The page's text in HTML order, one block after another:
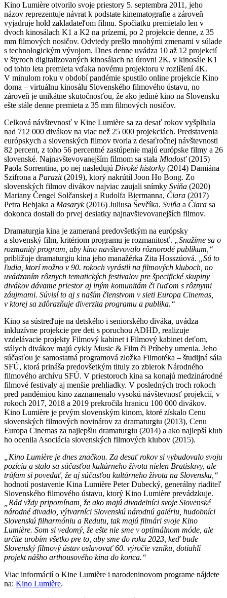
Kino Lumière otvorilo svoje priestory 5. septembra 2011, jeho
názov reprezentuje návrat k podstate kinematografie a zároveň
vyjadruje hold zakladateľom filmu. Spočiatku premietalo len v
dvoch kinosálach K1 a K2 na prízemí, po 2 projekcie denne, z 35
mm filmových nosičov. Odvtedy prešlo mnohými zmenami v súlade
s technologickým vývojom. Dnes denne uvádza 10 až 12 projekcií
v štyroch digitalizovaných kinosálach na úrovni 2K, v kinosále K1
od tohto leta premieta vďaka novému projektoru v rozlíšení 4K.
V minulom roku v období pandémie spustilo online projekcie Kino
doma – virtuálnu kinosálu Slovenského filmového ústavu, no
zároveň je unikátne skutočnosťou, že ako jediné kino na Slovensku
ešte stále denne premieta z 35 mm filmových nosičov.
Celková návštevnosť v Kine Lumière sa za desať rokov vyšplhala
nad 712 000 divákov na viac než 25 000 projekciách. Predstavenia
európskych a slovenských filmov tvoria z desaťročnej návštevnosti
82 percent, z toho 56 percentné zastúpenie majú európske filmy a 26
slovenské. Najnavštevovanejším filmom sa stala Mladosť(2015)
Paola Sorrentina, po nej nasledujú Divoké historky (2014) Damiána
Szifrona a Parazit(2019), ktorý nakrútil Joon Ho Bong. Zo
slovenských filmov divákov najviac zaujali snímky Sviňa (2020)
Mariany Čengel Solčanskej a Rudolfa Biermanna, Čiara (2017)
Petra Bebjaka a Masaryk(2016) Juliusa Ševčíka. Sviňa a Čiara sa
dokonca dostali do prvej desiatky najnavštevovanejších filmov.
Dramaturgia kina je zameraná predovšetkým na európsky
a slovenský film, kritériom programu je rozmanitosť. „Snažíme sa o
rozmanitý program, aby kino navštevovalo rôznorodé publikum,“
približuje dramaturgiu kina jeho manažérka Zita Hosszúová. „Sú to
ľudia, ktorí možno v 90. rokoch vyrástli na filmových kluboch, no
uvádzaním rôznych tematických festivalov pre špecifické skupiny
divákov dávame priestor aj iným komunitám či ľuďom s rôznymi
záujmami. Súvisí to aj s naším členstvom v sieti Europa Cinemas,
v ktorej sa zdôrazňuje diverzita programu a publika.“
Kino sa sústreďuje na detského i seniorského diváka, uvádza
inkluzívne projekcie pre deti s poruchou ADHD, realizuje
vzdelávacie projekty Filmový kabinet i Filmový kabinet deťom,
stálych divákov majú cykly Music & Film či Príbehy umenia. Jeho
súčasťou je samostatná programová zložka Filmotéka – študijná sála
SFÚ, ktorá prináša predovšetkým tituly zo zbierok Národného
filmového archívu SFÚ. V priestoroch kina sa konajú medzinárodné
filmové festivaly aj menšie prehliadky. V posledných troch rokoch
pred pandémiou kino zaznamenalo vysokú návštevnosť projekcií, v
rokoch 2017, 2018 a 2019 prekročila hranicu 100 000 divákov.
Kino Lumière je prvým slovenským kinom, ktoré získalo Cenu
slovenských filmových novinárov za dramaturgiu (2013), Cenu
Europa Cinemas za najlepšiu dramaturgiu (2014) a ako najlepší klub
ho ocenila Asociácia slovenských filmových klubov (2015).
„Kino Lumière je dnes značkou. Za desať rokov si vybudovalo svoju
pozíciu a stalo sa súčasťou kultúrneho života nielen Bratislavy, ale
trúfam si povedať, že aj súčasťou kultúrneho života na Slovensku,“
hodnotí postavenie Kina Lumière Peter Dubecký, generálny riaditeľ
Slovenského filmového ústavu, ktorý Kino Lumière prevádzkuje.
„Rád vždy pripomínam, že ako majú divadelníci svoje Slovenské
národné divadlo, výtvarníci Slovenskú národnú galériu, hudobníci
Slovenskú filharmóniu a Redutu, tak majú filmári svoje Kino
Lumière. Som si vedomý, že ešte nie sme v optimálnom móde, ale
určite urobím všetko pre to, aby sme do roku 2023, keď bude
Slovenský filmový ústav oslavovať 60. výročie vzniku, dotiahli
projekt nášho arthousového kina do konca.“
Viac informácií o Kine Lumière i narodeninovom programe nájdete
na: Kino Lumière.